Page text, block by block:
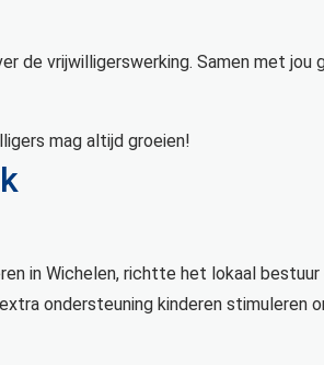
de vrijwilligerswerking. Samen met jou
mag altijd groeien!
in Wichelen, richtte het lokaal
ondersteuning kinderen stimuleren